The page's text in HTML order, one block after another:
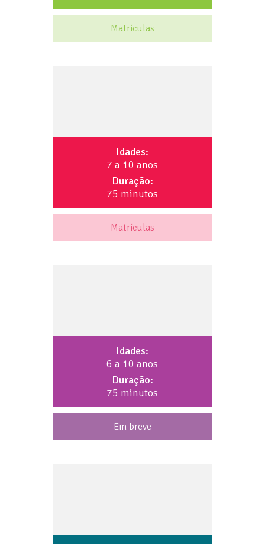
Matrículas
Idades:
7 a 10 anos
Duração:
75 minutos
Matrículas
Idades:
6 a 10 anos
Duração:
75 minutos
Em breve